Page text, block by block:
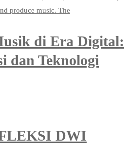
di Era Digital:
dan Teknologi
DWI